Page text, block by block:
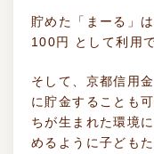
貯めた「まーる」
100円 として利用
そして、京都信用
に貯金することも
ちが生まれた環境
めるように子ども